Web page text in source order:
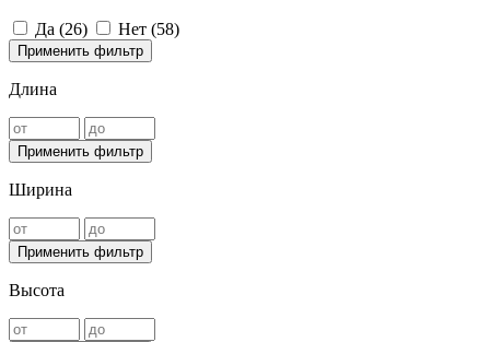
Да (26) Нет (58)
Применить фильтр
Длина
Применить фильтр
Ширина
Применить фильтр
Высота